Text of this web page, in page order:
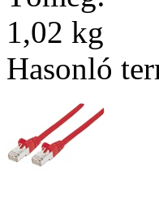
1,02 kg
Hasonló